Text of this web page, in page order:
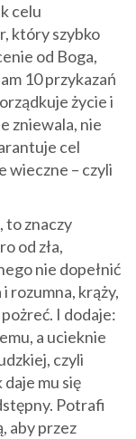
celu
który szybko
od Boga,
10 przykazań
życie i
zniewala, nie
cel
wieczne – czyli
to znaczy
od zła,
nie dopełnić
rozumna, krąży,
I dodaje:
a ucieknie
czyli
mu się
Potrafi
aby przez